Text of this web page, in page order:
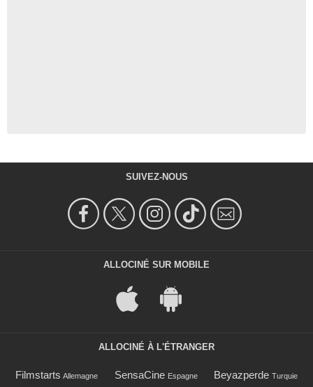
SUIVEZ-NOUS
ALLOCINÉ SUR MOBILE
ALLOCINÉ À L'ÉTRANGER
Filmstarts Allemagne SensaCine Espagne Beyazperde Turquie